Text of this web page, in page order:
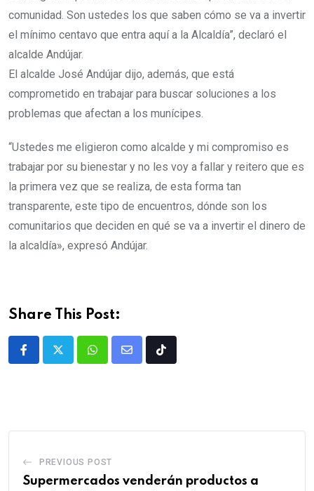
comunidad. Son ustedes los que saben cómo se va a invertir
el mínimo centavo que entra aquí a la Alcaldía”, declaró el
alcalde Andújar.
El alcalde José Andújar dijo, además, que está
comprometido en trabajar para buscar soluciones a los
problemas que afectan a los munícipes.
“Ustedes me eligieron como alcalde y mi compromiso es
trabajar por su bienestar y no les voy a fallar y reitero que es
la primera vez que se realiza, de esta forma tan
transparente, este tipo de encuentros, dónde son los
comunitarios que deciden en qué se va a invertir el dinero de
la alcaldía», expresó Andújar.
Share This Post:
PREVIOUS POST
Supermercados venderán productos a